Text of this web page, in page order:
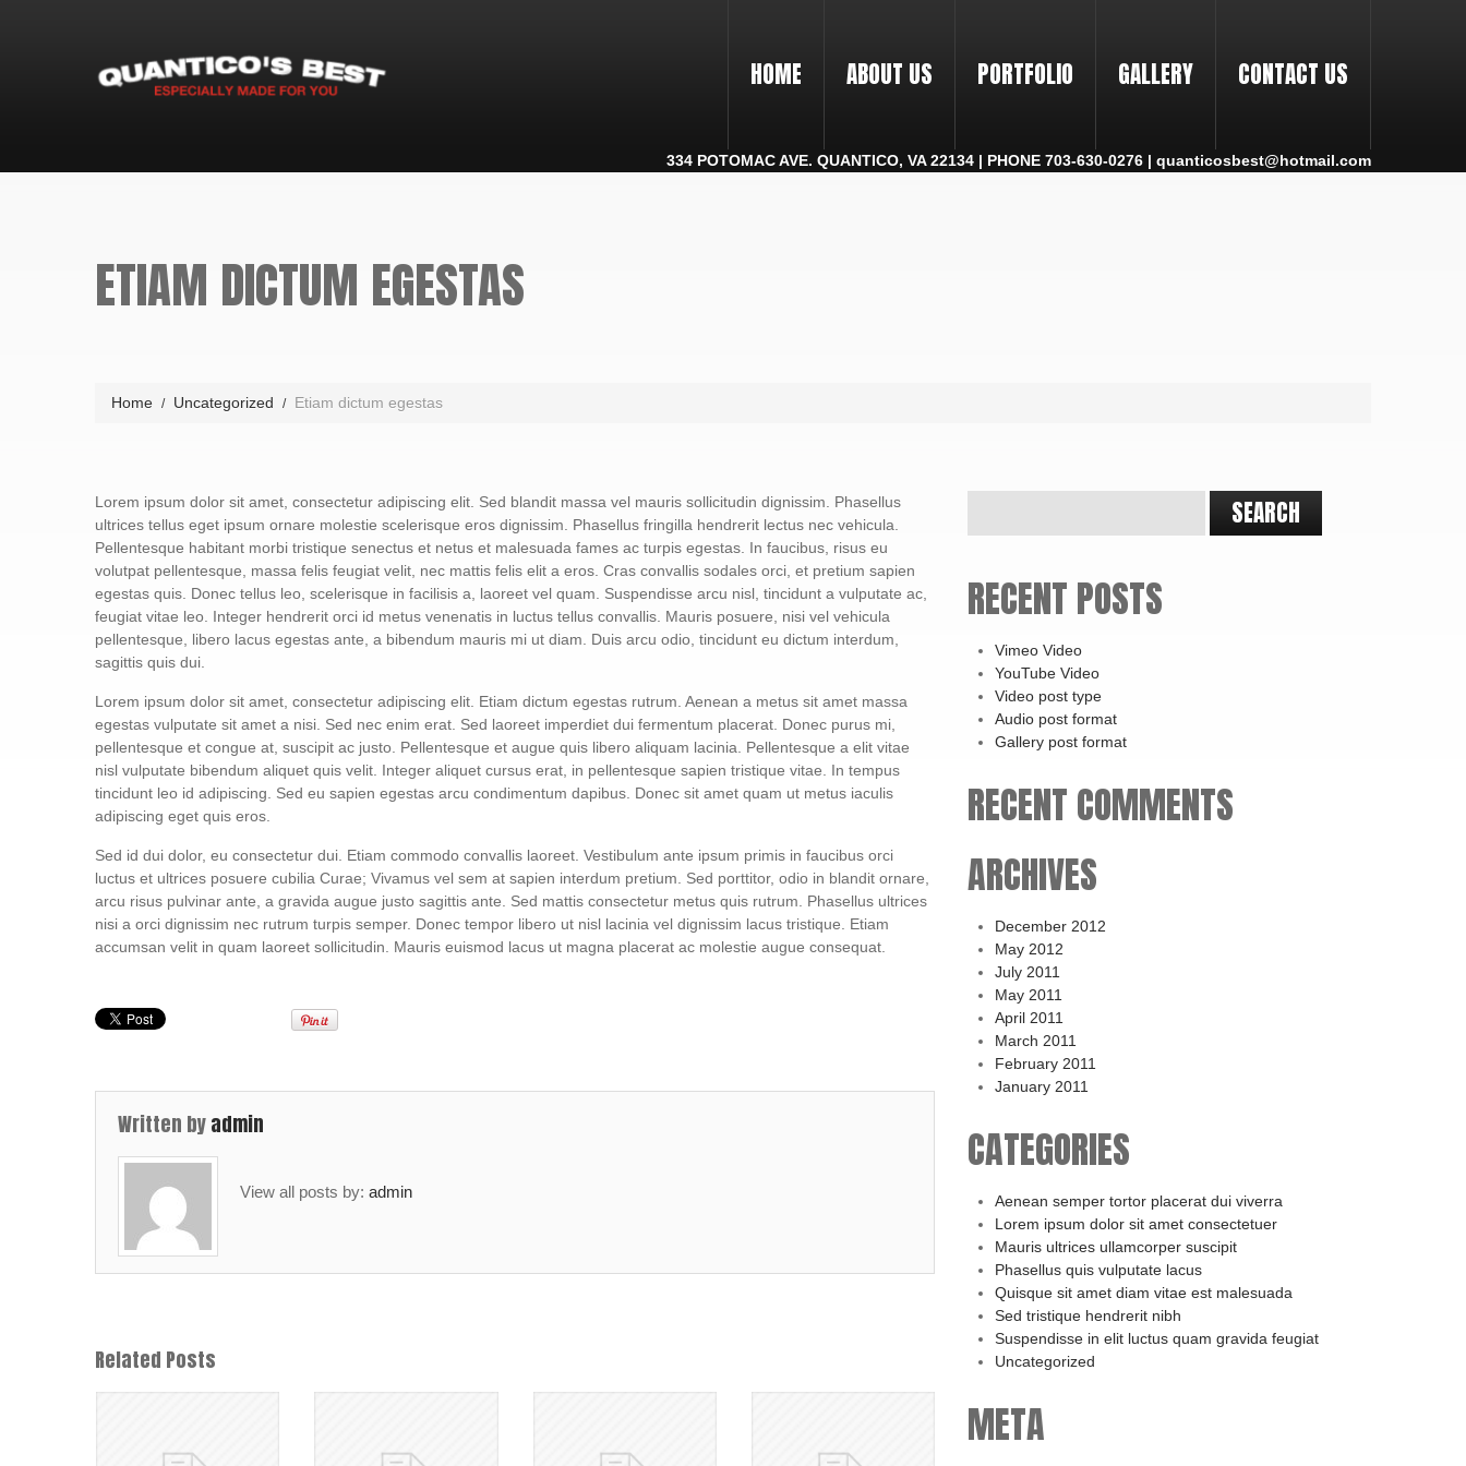
HOME ABOUT US PORTFOLIO GALLERY CONTACT US
334 POTOMAC AVE. QUANTICO, VA 22134 | PHONE 703-630-0276 | quanticosbest@hotmail.com
ETIAM DICTUM EGESTAS
Home Uncategorized Etiam dictum egestas
Lorem ipsum dolor sit amet, consectetur adipiscing elit. Sed blandit massa vel mauris sollicitudin dignissim. Phasellus
ultrices tellus eget ipsum ornare molestie scelerisque eros dignissim. Phasellus fringilla hendrerit lectus nec vehicula.
Pellentesque habitant morbi tristique senectus et netus et malesuada fames ac turpis egestas. In faucibus, risus eu
volutpat pellentesque, massa felis feugiat velit, nec mattis felis elit a eros. Cras convallis sodales orci, et pretium sapien
egestas quis. Donec tellus leo, scelerisque in facilisis a, laoreet vel quam. Suspendisse arcu nisl, tincidunt a vulputate ac,
feugiat vitae leo. Integer hendrerit orci id metus venenatis in luctus tellus convallis. Mauris posuere, nisi vel vehicula
pellentesque, libero lacus egestas ante, a bibendum mauris mi ut diam. Duis arcu odio, tincidunt eu dictum interdum,
sagittis quis dui.
Lorem ipsum dolor sit amet, consectetur adipiscing elit. Etiam dictum egestas rutrum. Aenean a metus sit amet massa
egestas vulputate sit amet a nisi. Sed nec enim erat. Sed laoreet imperdiet dui fermentum placerat. Donec purus mi,
pellentesque et congue at, suscipit ac justo. Pellentesque et augue quis libero aliquam lacinia. Pellentesque a elit vitae
nisl vulputate bibendum aliquet quis velit. Integer aliquet cursus erat, in pellentesque sapien tristique vitae. In tempus
tincidunt leo id adipiscing. Sed eu sapien egestas arcu condimentum dapibus. Donec sit amet quam ut metus iaculis
adipiscing eget quis eros.
Sed id dui dolor, eu consectetur dui. Etiam commodo convallis laoreet. Vestibulum ante ipsum primis in faucibus orci
luctus et ultrices posuere cubilia Curae; Vivamus vel sem at sapien interdum pretium. Sed porttitor, odio in blandit ornare,
arcu risus pulvinar ante, a gravida augue justo sagittis ante. Sed mattis consectetur metus quis rutrum. Phasellus ultrices
nisi a orci dignissim nec rutrum turpis semper. Donec tempor libero ut nisl lacinia vel dignissim lacus tristique. Etiam
accumsan velit in quam laoreet sollicitudin. Mauris euismod lacus ut magna placerat ac molestie augue consequat.
Written byadmin
View all posts by: admin
Related Posts
RECENT POSTS
Vimeo Video
YouTube Video
Video post type
Audio post format
Gallery post format
RECENT COMMENTS
ARCHIVES
December 2012
May 2012
July 2011
May 2011
April 2011
March 2011
February 2011
January 2011
CATEGORIES
Aenean semper tortor placerat dui viverra
Lorem ipsum dolor sit amet consectetuer
Mauris ultrices ullamcorper suscipit
Phasellus quis vulputate lacus
Quisque sit amet diam vitae est malesuada
Sed tristique hendrerit nibh
Suspendisse in elit luctus quam gravida feugiat
Uncategorized
META